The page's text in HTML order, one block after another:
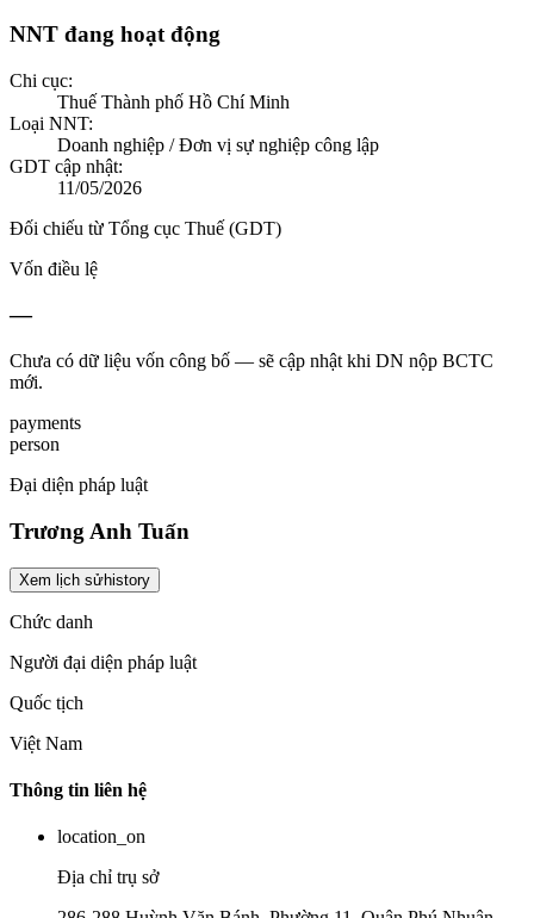
NNT đang hoạt động
Chi cục:
Thuế Thành phố Hồ Chí Minh
Loại NNT:
Doanh nghiệp / Đơn vị sự nghiệp công lập
GDT cập nhật:
11/05/2026
Đối chiếu từ Tổng cục Thuế (GDT)
Vốn điều lệ
—
Chưa có dữ liệu vốn công bố — sẽ cập nhật khi DN nộp BCTC
mới.
payments
person
Đại diện pháp luật
Trương Anh Tuấn
Xem lịch sửhistory
Chức danh
Người đại diện pháp luật
Quốc tịch
Việt Nam
Thông tin liên hệ
location_on
Địa chỉ trụ sở